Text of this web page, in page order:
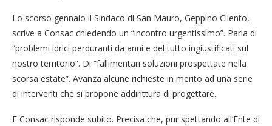
Lo scorso gennaio il Sindaco di San Mauro, Geppino Cilento,
scrive a Consac chiedendo un “incontro urgentissimo”. Parla di
“problemi idrici perduranti da anni e del tutto ingiustificati sul
nostro territorio”. Di “fallimentari soluzioni prospettate nella
scorsa estate”. Avanza alcune richieste in merito ad una serie
di interventi che si propone addirittura di progettare.
E Consac risponde subito. Precisa che, pur spettando all’Ente di